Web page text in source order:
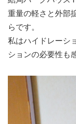
重量の軽さと外部
らです。
私はハイドレーシ
ションの必要性も